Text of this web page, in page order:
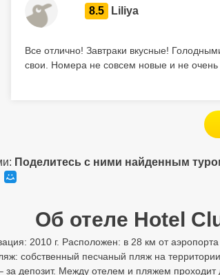
8.5 Liliya
Все отлично! Завтраки вкусные!
свои. Номера не совсем новые и не
Поделитесь с ними найденным
Об отеле Hotel
2010 г. Расположен: в 28 км от
собственный песчаный пляж на
за депозит. Между отелем и пляжем